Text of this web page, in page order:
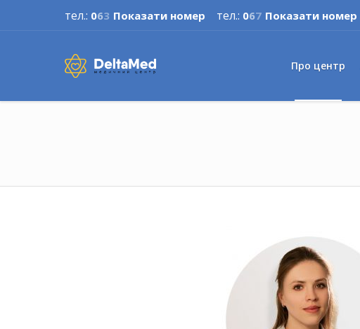
тел.: 063 Показати номер тел.: 067 Показати номер
Про центр